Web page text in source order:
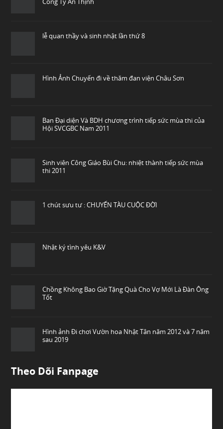
lễ quan thầy và sinh nhật lần thứ 8
Hình Ảnh Chuyến đi về thăm đan viện Châu Sơn
Ban Đại diện Và BDH chương trình tiếp sức mùa thi của
Hội SVCGBC Nam 2011
Sinh viên Công Giáo Bùi Chu: nhiệt thành tiếp sức mùa
thi 2011
1 chút sưu tư : CHUYẾN TÀU CUỘC ĐỜI
Nhật ký tình yêu K&V
Chồng Không Bao Giờ Tặng Quà Cho Vợ Mới Là Đàn Ông
Tốt
Hình ảnh Đi chơi Vườn hoa Nhật Tân năm 2012 và 7 năm
sau 2019
Theo Dõi Fanpage